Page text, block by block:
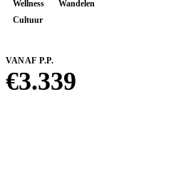
Wellness
Wandelen
Cultuur
VANAF P.P.
€3.339